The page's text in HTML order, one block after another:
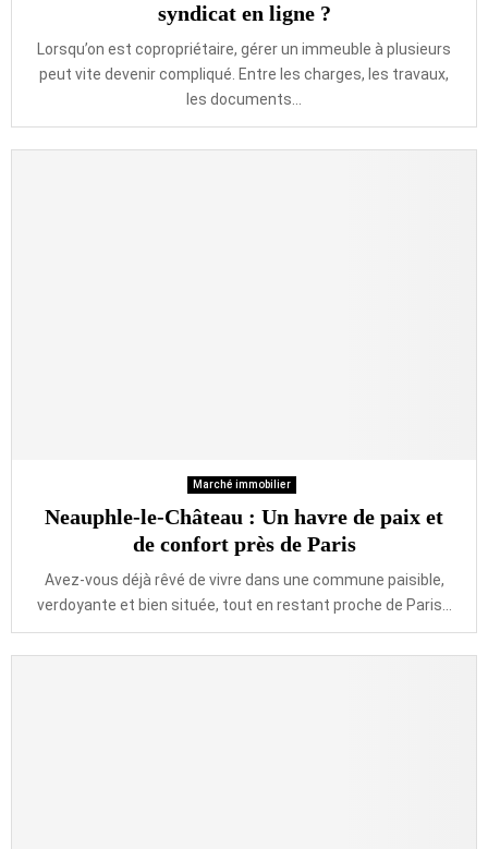
syndicat en ligne ?
Lorsqu’on est copropriétaire, gérer un immeuble à plusieurs
peut vite devenir compliqué. Entre les charges, les travaux,
les documents...
Marché immobilier
Neauphle-le-Château : Un havre de paix et
de confort près de Paris
Avez-vous déjà rêvé de vivre dans une commune paisible,
verdoyante et bien située, tout en restant proche de Paris...